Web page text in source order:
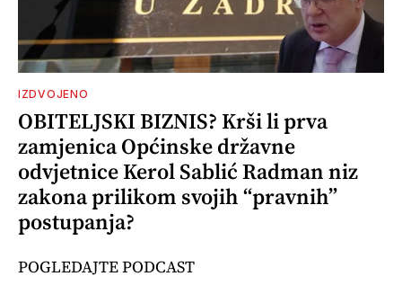
IZDVOJENO
OBITELJSKI BIZNIS? Krši li prva
zamjenica Općinske državne
odvjetnice Kerol Sablić Radman niz
zakona prilikom svojih “pravnih”
postupanja?
POGLEDAJTE PODCAST